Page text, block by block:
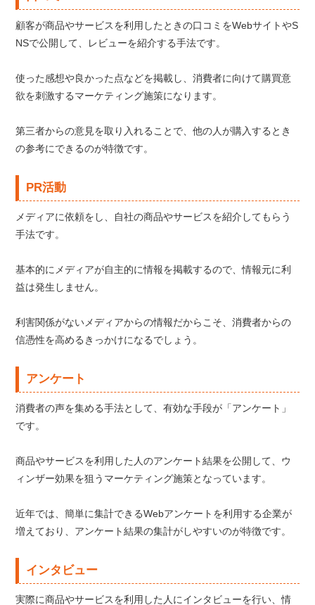
顧客が商品やサービスを利用したときの口コミをWebサイトやS
NSで公開して、レビューを紹介する手法です。
使った感想や良かった点などを掲載し、消費者に向けて購買意
欲を刺激するマーケティング施策になります。
第三者からの意見を取り入れることで、他の人が購入するとき
の参考にできるのが特徴です。
PR活動
メディアに依頼をし、自社の商品やサービスを紹介してもらう
手法です。
基本的にメディアが自主的に情報を掲載するので、情報元に利
益は発生しません。
利害関係がないメディアからの情報だからこそ、消費者からの
信憑性を高めるきっかけになるでしょう。
アンケート
消費者の声を集める手法として、有効な手段が「アンケート」
です。
商品やサービスを利用した人のアンケート結果を公開して、ウ
ィンザー効果を狙うマーケティング施策となっています。
近年では、簡単に集計できるWebアンケートを利用する企業が
増えており、アンケート結果の集計がしやすいのが特徴です。
インタビュー
実際に商品やサービスを利用した人にインタビューを行い、情